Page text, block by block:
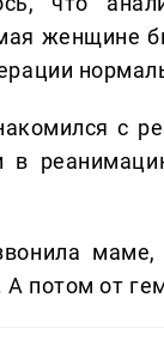
женщине
с
в
потом от